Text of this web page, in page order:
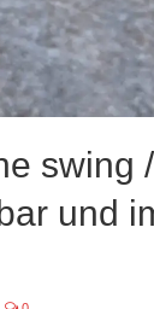
swing /
und